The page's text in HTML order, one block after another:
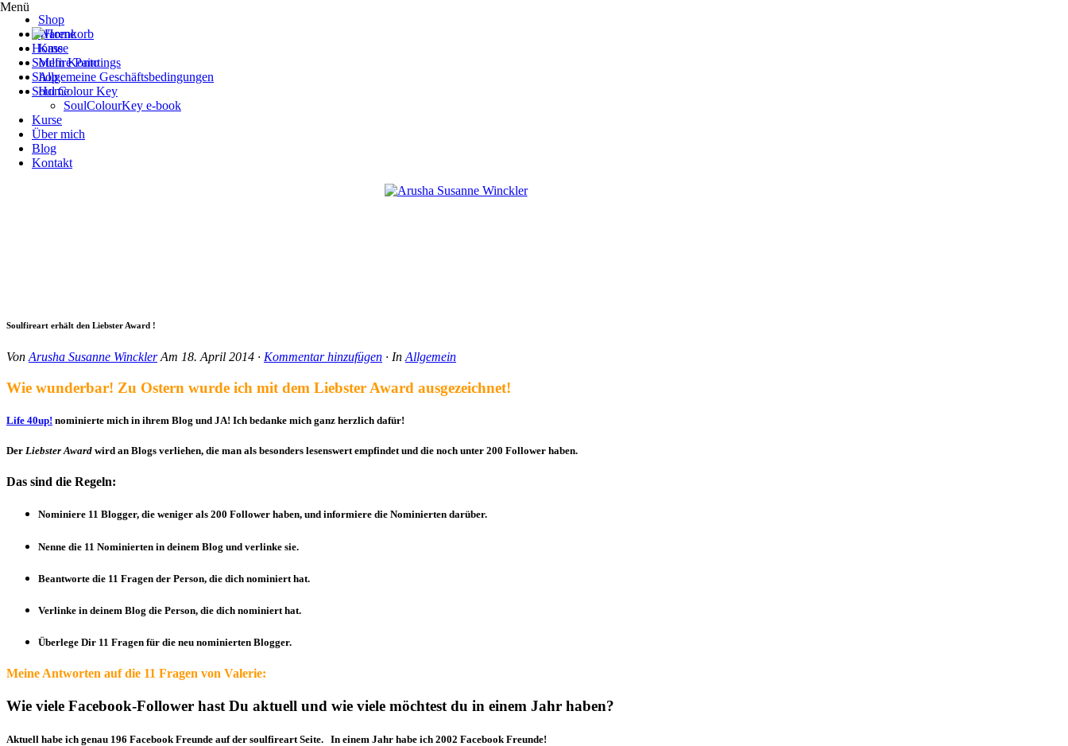
Shop
Warenkorb
Kasse
Mein Konto
Allgemeine Geschäftsbedingungen
Home
Menü
Home
Soulfire Paintings
Shop
Soul Colour Key
SoulColourKey e-book
Kurse
Über mich
Blog
Kontakt
Soulfireart erhält den Liebster Award !
Von Arusha Susanne WincklerAm 18. April 2014 · Kommentar hinzufügen · In Allgemein
Wie wunderbar! Zu Ostern wurde ich mit dem Liebster Award ausgezeichnet!
Life 40up! nominierte mich in ihrem Blog und JA! Ich bedanke mich ganz herzlich dafür!
Der Liebster Award wird an Blogs verliehen, die man als besonders lesenswert empfindet und die noch unter 200 Follower haben.
Das sind die Regeln:
Nominiere 11 Blogger, die weniger als 200 Follower haben, und informiere die Nominierten darüber.
Nenne die 11 Nominierten in deinem Blog und verlinke sie.
Beantworte die 11 Fragen der Person, die dich nominiert hat.
Verlinke in deinem Blog die Person, die dich nominiert hat.
Überlege Dir 11 Fragen für die neu nominierten Blogger.
Meine Antworten auf die 11 Fragen von Valerie:
Wie viele Facebook-Follower hast Du aktuell und wie viele möchtest du in einem Jahr haben?
Aktuell habe ich genau 196 Facebook Freunde auf der soulfireart Seite. In einem Jahr habe ich 2002 Facebook Freunde!